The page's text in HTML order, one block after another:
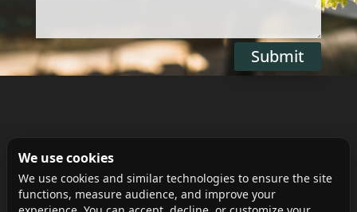
Submit
Alternative:
We use cookies
We use cookies and similar technologies to ensure the site
functions, measure audience, and improve your